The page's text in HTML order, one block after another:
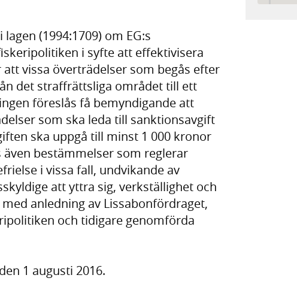
(1994:1709) om EG:s
i syfte att effektivisera
vissa överträdelser som begås efter
det straffrättsliga området till ett
föreslås få bemyndigande att
som ska leda till sanktionsavgift
ska uppgå till minst 1 000 kronor
bestämmelser som reglerar
i vissa fall, undvikande av
att yttra sig, verkställighet och
anledning av Lissabonfördraget,
och tidigare genomförda
1 augusti 2016.